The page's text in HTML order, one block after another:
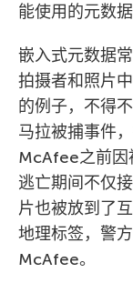
能使用的元数
嵌入式元数据
拍摄者和照片
的例子，不得
马拉被捕事件
McAfee之前因
逃亡期间不仅
片也被放到了
地理标签，警
McAfee。